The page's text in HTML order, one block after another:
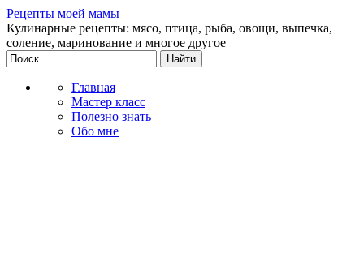
Рецепты моей мамы
Кулинарные рецепты: мясо, птица, рыба, овощи, выпечка,
соление, маринование и многое другое
Главная
Мастер класс
Полезно знать
Обо мне